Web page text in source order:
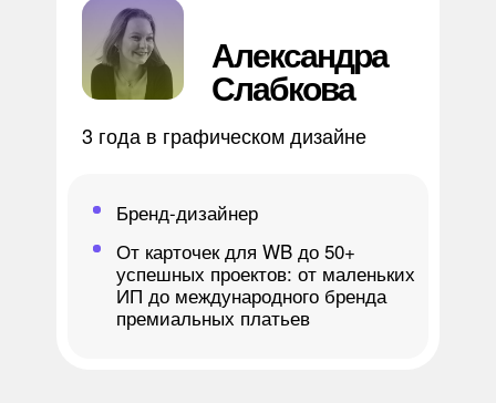
3 года в графическом дизайне
От карточек для WB до 50+
успешных проектов: от маленьких
ИП до международного бренда
премиальных платьев
Александра
Слабкова
Бренд-дизайнер